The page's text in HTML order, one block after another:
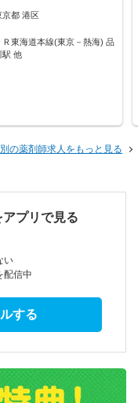
京都 港区
Ｒ東海道本線(東京－熱海) 品
駅 他
の薬剤師求人をもっと見る
プリで見る
い
配信中
する